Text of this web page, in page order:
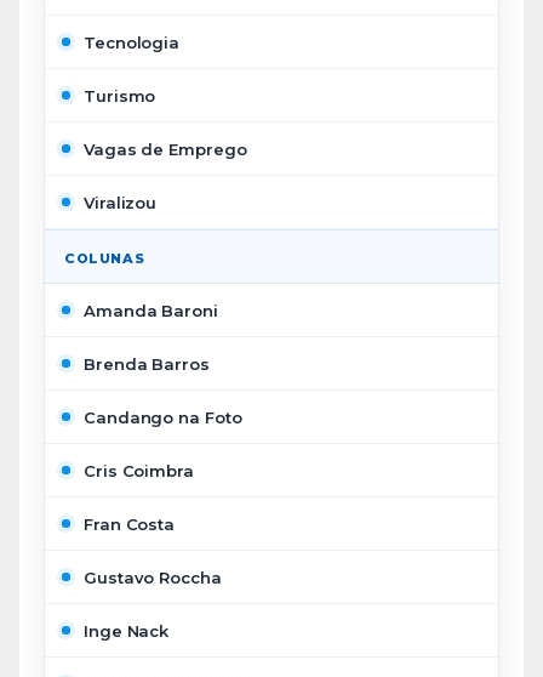
Tecnologia
Turismo
Vagas de Emprego
Viralizou
COLUNAS
Amanda Baroni
Brenda Barros
Candango na Foto
Cris Coimbra
Fran Costa
Gustavo Roccha
Inge Nack